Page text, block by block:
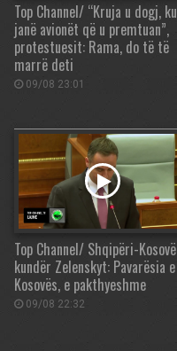
Top Channel/ “Kruja u dogj, ku
janë avionët që u premtuan”,
protestuesit: Rama, do të të
marrë deti
09/08 23:01
Top Channel/ Shqipëri-Kosovë
kundër Zelenskyt: Pavarësia e
Kosovës, e pakthyeshme
09/08 22:32